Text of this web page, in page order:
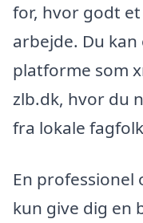
for, hvor godt
arbejde. Du
platforme som
zlb.dk, hvor du
fra lokale
En
kun give dig en